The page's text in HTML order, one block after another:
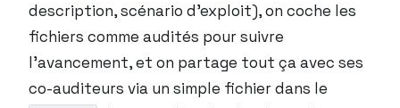
description, scénario d’exploit), on coche les
fichiers comme audités pour suivre
l’avancement, et on partage tout ça avec ses
co-auditeurs via un simple fichier dans le